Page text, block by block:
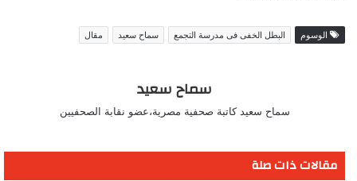
الوسوم البطل الخفى فى مدرسة التجمع سماح سعيد مقال
سماح سعيد
سماح سعيد كاتبة صحفية مصرية،عضو نقابة الصحفيين
مقالات ذات صلة